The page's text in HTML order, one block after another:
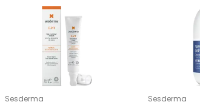
Sesderma Sesderma